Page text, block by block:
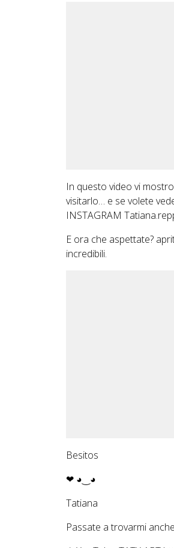
In questo video vi
visitarlo… e se volete
INSTAGRAM
E ora che aspettate?
incredibili.
Besitos
❤ ◕‿◕
Tatiana
Passate a trovarmi